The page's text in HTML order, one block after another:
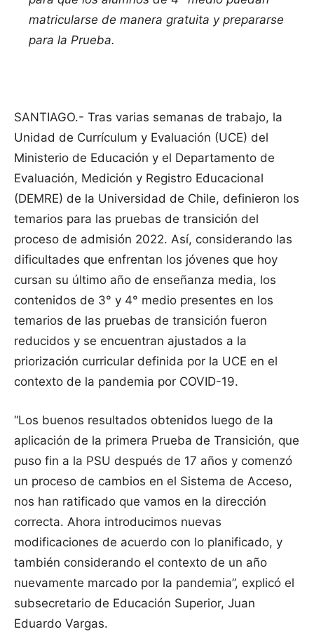
matricularse de manera gratuita y prepararse
para la Prueba.
SANTIAGO.- Tras varias semanas de trabajo, la
Unidad de Currículum y Evaluación (UCE) del
Ministerio de Educación y el Departamento de
Evaluación, Medición y Registro Educacional
(DEMRE) de la Universidad de Chile, definieron los
temarios para las pruebas de transición del
proceso de admisión 2022. Así, considerando las
dificultades que enfrentan los jóvenes que hoy
cursan su último año de enseñanza media, los
contenidos de 3° y 4° medio presentes en los
temarios de las pruebas de transición fueron
reducidos y se encuentran ajustados a la
priorización curricular definida por la UCE en el
contexto de la pandemia por COVID-19.
“Los buenos resultados obtenidos luego de la
aplicación de la primera Prueba de Transición, que
puso fin a la PSU después de 17 años y comenzó
un proceso de cambios en el Sistema de Acceso,
nos han ratificado que vamos en la dirección
correcta. Ahora introducimos nuevas
modificaciones de acuerdo con lo planificado, y
también considerando el contexto de un año
nuevamente marcado por la pandemia”, explicó el
subsecretario de Educación Superior, Juan
Eduardo Vargas.